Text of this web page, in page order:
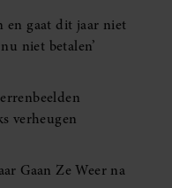
en gaat dit jaar niet
niet betalen’
verheugen
Gaan Ze Weer na